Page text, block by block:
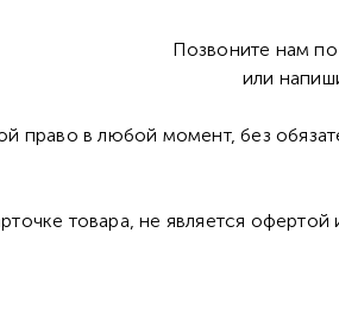
Позвоните нам
или
право в любой момент, без
товара, не является